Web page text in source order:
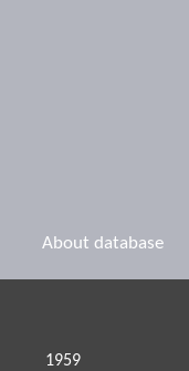
About database
1959